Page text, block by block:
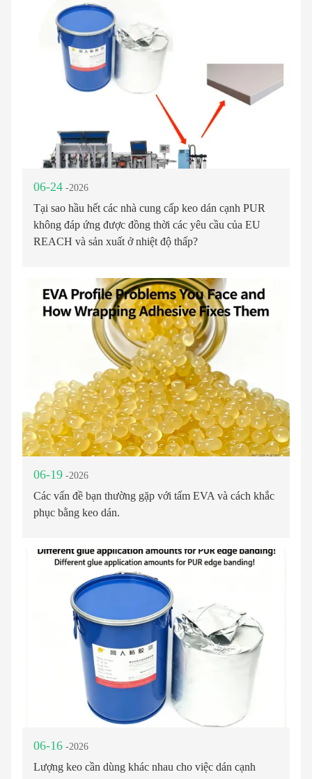
06-24 -2026
Tại sao hầu hết các nhà cung cấp keo dán cạnh PUR
không đáp ứng được đồng thời các yêu cầu của EU
REACH và sản xuất ở nhiệt độ thấp?
06-19 -2026
Các vấn đề bạn thường gặp với tấm EVA và cách khắc
phục bằng keo dán.
06-16 -2026
Lượng keo cần dùng khác nhau cho việc dán cạnh